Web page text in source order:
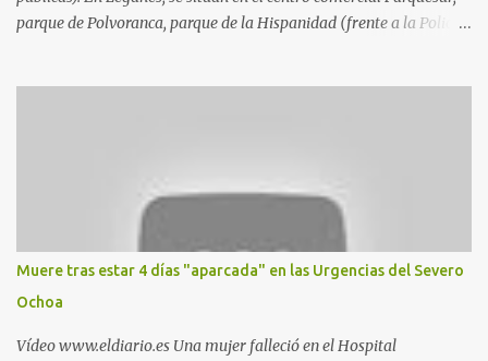
parque de Polvoranca, parque de la Hispanidad (frente a la Policía
estadio municipal de Butarque) y caminos entre el estadio y Plaza
Nueva. Otro lugar: Escombrera de Polvoranca, entre Leganés y
Móstoles También en el parque de la Hispanidad, situado frente a
la Policía Local de Leganés de la calle Chile, 1, y junto al
cementerio de Butarque". Más información
Muere tras estar 4 días "aparcada" en las Urgencias del Severo
Ochoa
Vídeo www.eldiario.es Una mujer falleció en el Hospital